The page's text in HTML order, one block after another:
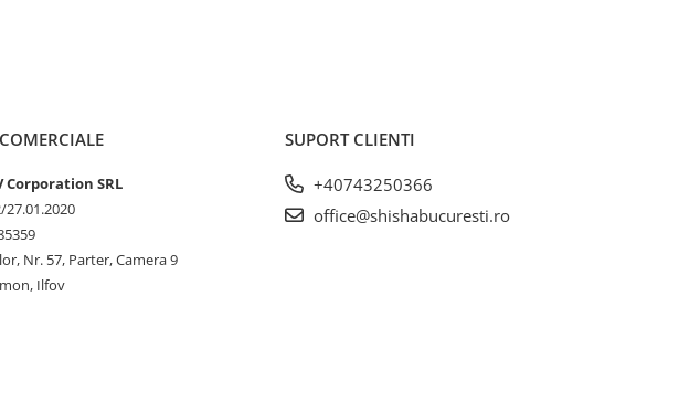
Corporation SRL
27.01.2020
Nr. 57, Parter, Camera 9
Ilfov
SUPORT CLIENTI
+40743250366
office@shishabucuresti.ro